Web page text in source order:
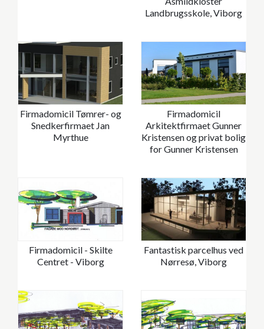
Landbrugsskole, Viborg
Firmadomicil Tømrer- og
Snedkerfirmaet Jan
Myrthue
Firmadomicil
Arkitektfirmaet Gunner
Kristensen og privat bolig
for Gunner Kristensen
Firmadomicil - Skilte
Centret - Viborg
Fantastisk parcelhus ved
Nørresø, Viborg